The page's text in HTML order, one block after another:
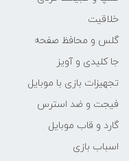
خلاقیت
گلس و محافظ صفحه
جا کلیدی و آویز
تجهیزات بازی با موبایل
فیجت و ضد استرس
گارد و قاب موبایل
اسباب بازی